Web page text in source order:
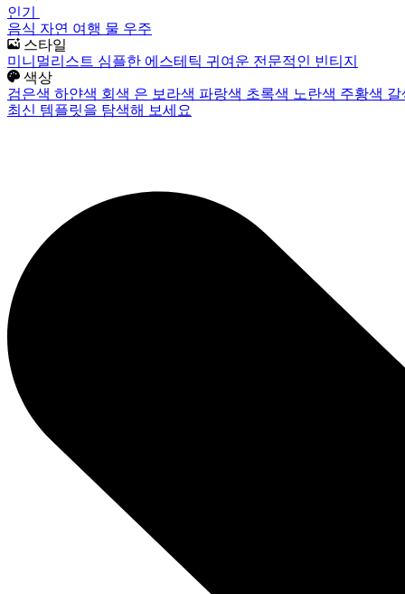
인기
음식 자연 여행 물 우주
스타일
미니멀리스트 심플한 에스테틱 귀여운 전문적인 빈티지
색상
검은색 하얀색 회색 은 보라색 파랑색 초록색 노란색 주황색
최신 템플릿을 탐색해 보세요